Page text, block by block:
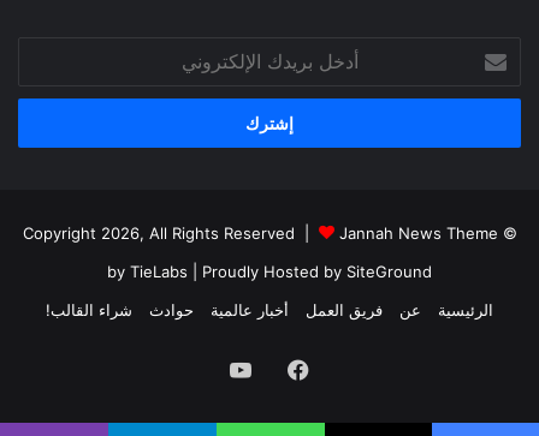
بريدك
الإلكتروني
© Copyright 2026, All Rights Reserved |
Jannah News Theme
by TieLabs | Proudly Hosted by SiteGround
الرئيسية
عن فريق العمل أخبار عالمية حوادث شراء القالب!
فيسبوك